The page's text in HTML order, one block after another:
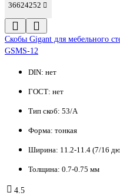
36624252
Cкобы Gigant для мебельного
GSMS-12
DIN: нет
ГОСТ: нет
Тип скоб: 53/A
Форма: тонкая
Ширина: 11.2-11.4 (7/16
Толщина: 0.7-0.75 мм
4.5